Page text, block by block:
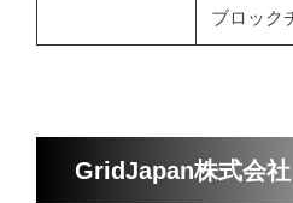
ブロック
GridJapan株式会社